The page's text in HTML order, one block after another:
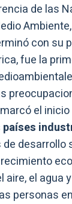
de las
con su
fue la
el inicio
desarrollo
el agua
personas